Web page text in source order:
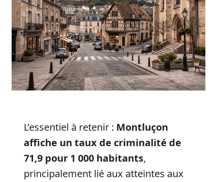
L’essentiel à retenir : Montluçon
affiche un taux de criminalité de
71,9 pour 1 000 habitants,
principalement lié aux atteintes aux